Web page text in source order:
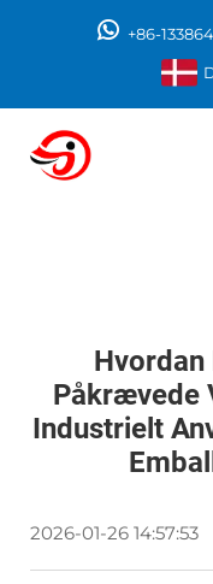
+86-
Hvordan
Påkrævede
Industrielt
2026-01-26 14:57:53